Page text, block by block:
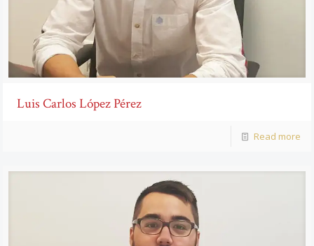
Luis Carlos López Pérez
Read more